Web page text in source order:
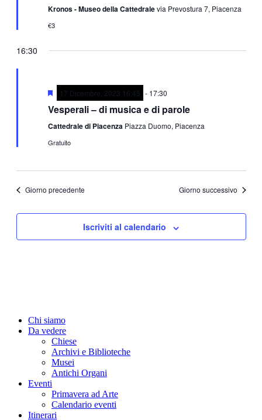
Kronos - Museo della Cattedralevia Prevostura 7, Piacenza
€3
16:30
Segnalati
17 Dicembre, 2023 16:45 - 17:30
Vesperali – di musica e di parole
Cattedrale di Piacenza Piazza Duomo, Piacenza
Gratuito
Giorno precedente Giorno successivo
Iscriviti al calendario
Chi siamo
Da vedere
Chiese
Archivi e Biblioteche
Musei
Antichi Organi
Eventi
Primavera ad Arte
Calendario eventi
Itinerari